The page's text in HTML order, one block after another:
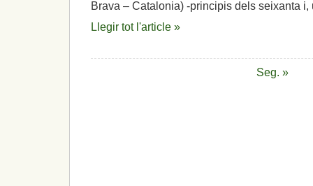
Brava – Catalonia) -principis dels seixanta
Llegir tot l'article »
Seg. »